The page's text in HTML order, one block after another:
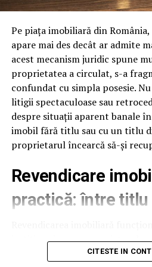
delicate
Suprafetele delicate includ
plasticul negru lucios si zonele
buna are pH neutru sau usor
suprafete. Jetul de clatire
medie, nu maxima, pentru a nu
Foloseste duze evazate la
uniform, fara presiune
usor de implementat si reduc
reclamatii pe caroserie delicata.
Viteza
touchless
minut, ceara optionala 30
Pe piața imobiliară din
apare mai des decât ar admite
acest mecanism juridic spune
proprietatea a circulat, s-a
confundat cu simpla posesie.
litigii spectaculoase sau
despre situații aparent banale
imobil fără titlu sau cu un titlu
proprietarul încearcă să-și
Revendicare
practică: între
justiție prin care proprietarul
restituirea bunului de la
CITESTE IN